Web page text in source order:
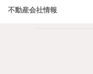
不動産会社情報